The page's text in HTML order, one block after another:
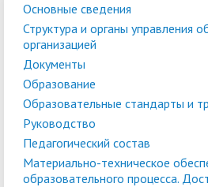
Основные сведения
Структура и органы управления
организацией
Документы
Образование
Образовательные стандарты и
Руководство
Педагогический состав
Материально-техническое
образовательного процесса.